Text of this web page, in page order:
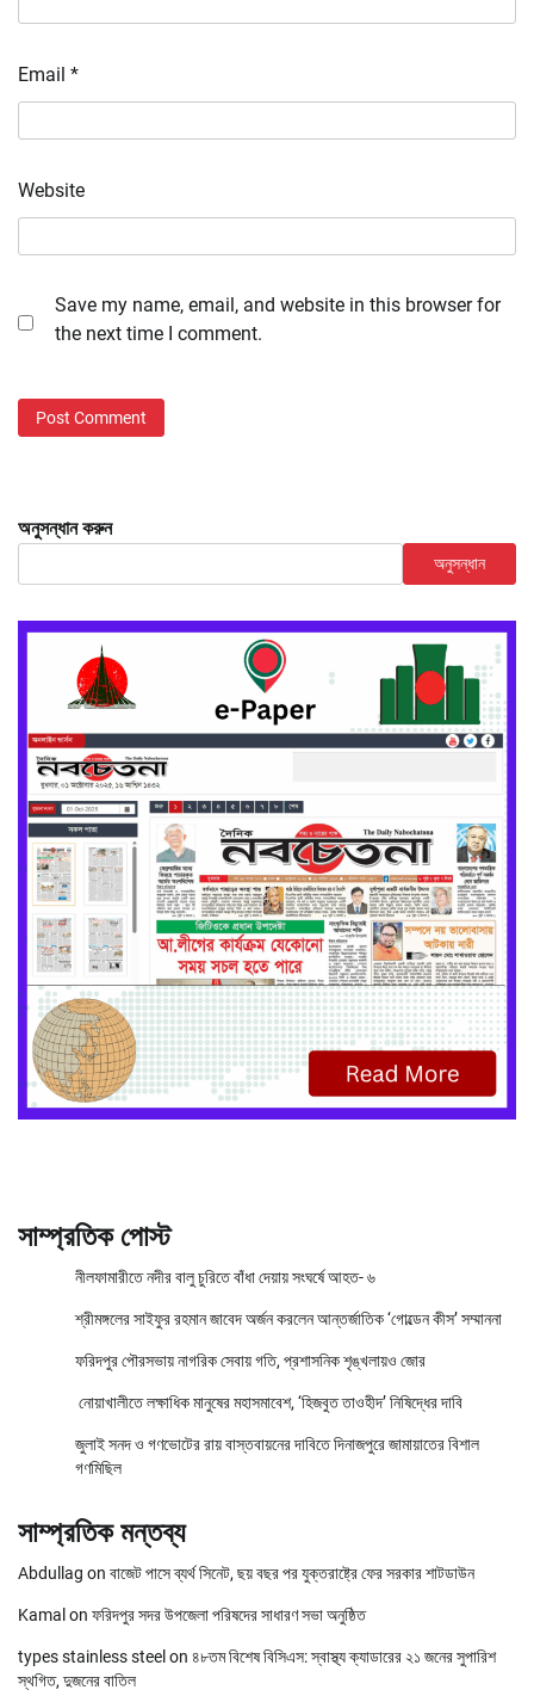
Email *
Website
Save my name, email, and website in this browser for
the next time I comment.
অনুসন্ধান করুন
অনুসন্ধান
সাম্প্রতিক পোস্ট
নীলফামারীতে নদীর বালু চুরিতে বাঁধা দেয়ায় সংঘর্ষে আহত- ৬
শ্রীমঙ্গলের সাইফুর রহমান জাবেদ অর্জন করলেন আন্তর্জাতিক ‘গোল্ডেন কীস’ সম্মাননা
ফরিদপুর পৌরসভায় নাগরিক সেবায় গতি, প্রশাসনিক শৃঙ্খলায়ও জোর
নোয়াখালীতে লক্ষাধিক মানুষের মহাসমাবেশ, ‘হিজবুত তাওহীদ’ নিষিদ্ধের দাবি
জুলাই সনদ ও গণভোটের রায় বাস্তবায়নের দাবিতে দিনাজপুরে জামায়াতের বিশাল
গণমিছিল
সাম্প্রতিক মন্তব্য
Abdullag on বাজেট পাসে ব্যর্থ সিনেট, ছয় বছর পর যুক্তরাষ্ট্রে ফের সরকার শাটডাউন
Kamal on ফরিদপুর সদর উপজেলা পরিষদের সাধারণ সভা অনুষ্ঠিত
types stainless steel on ৪৮তম বিশেষ বিসিএস: স্বাস্থ্য ক্যাডারের ২১ জনের সুপারিশ
স্থগিত, দুজনের বাতিল